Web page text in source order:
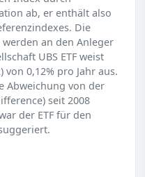
ab, er enthält also
Die
werden an den Anleger
UBS ETF weist
von 0,12% pro Jahr aus.
Abweichung von der
seit 2008
der ETF für den